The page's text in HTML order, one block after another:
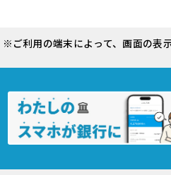
※ご利用の端末によって、画面の表